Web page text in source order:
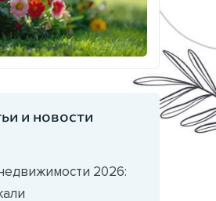
и новости
2026: